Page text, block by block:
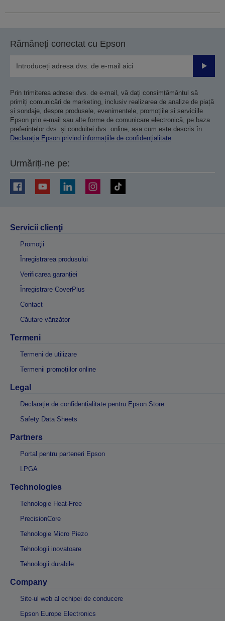
Rămâneți conectat cu Epson
Prin trimiterea adresei dvs. de e-mail, vă dați consimțământul să
primiți comunicări de marketing, inclusiv realizarea de analize de piață
și sondaje, despre produsele, evenimentele, promoțiile și serviciile
Epson prin e-mail sau alte forme de comunicare electronică, pe baza
preferințelor dvs. și conduitei dvs. online, așa cum este descris în
Declarația Epson privind informațiile de confidențialitate
Urmăriți-ne pe:
Servicii clienţi
Promoţii
Înregistrarea produsului
Verificarea garanției
Înregistrare CoverPlus
Contact
Căutare vânzător
Termeni
Termeni de utilizare
Termenii promoțiilor online
Legal
Declarație de confidențialitate pentru Epson Store
Safety Data Sheets
Partners
Portal pentru parteneri Epson
LPGA
Technologies
Tehnologie Heat-Free
PrecisionCore
Tehnologie Micro Piezo
Tehnologii inovatoare
Tehnologii durabile
Company
Site-ul web al echipei de conducere
Epson Europe Electronics